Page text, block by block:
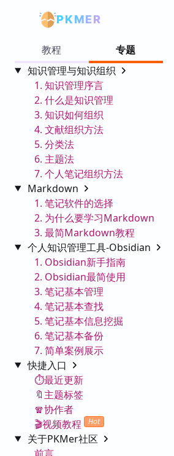
PKMER
教程
专题
知识管理与知识组织
1. 知识管理序言
2. 什么是知识管理
3. 知识如何组织
4. 文献组织方法
5. 分类法
6. 主题法
7. 个人笔记组织方法
Markdown
1. 笔记软件的选择
2. 为什么要学习Markdown
3. 最简Markdown教程
个人知识管理工具-Obsidian
1. Obsidian新手指南
2. Obsidian最简使用
3. 笔记基本管理
4. 笔记基本查找
5. 笔记基本信息挖掘
6. 笔记基本备份
7. 简单案例展示
快捷入口
⏱️最近更新
🔖主题标签
🧣协作者
🎬视频教程
Hot
关于PKMer社区
前言